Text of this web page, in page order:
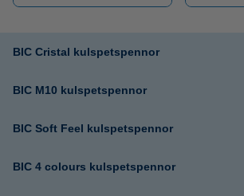
BIC Cristal kulspetspennor
BIC M10 kulspetspennor
BIC Soft Feel kulspetspennor
BIC 4 colours kulspetspennor